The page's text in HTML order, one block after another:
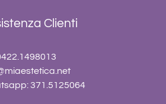
Clienti
371.5125064